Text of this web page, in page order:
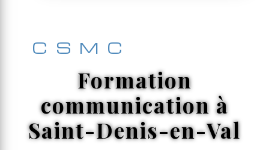
CSMC
formation
communication à
Saint-Denis-en-Val